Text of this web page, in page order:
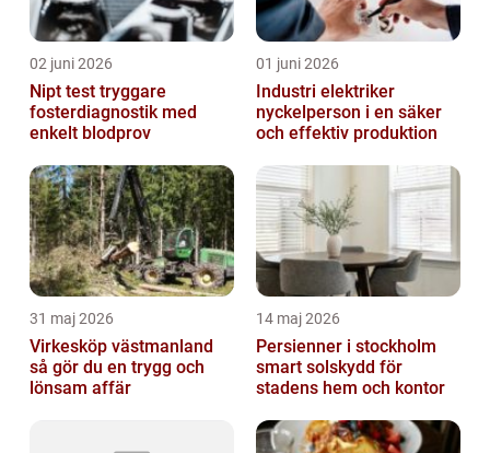
02 juni 2026
Nipt test tryggare
fosterdiagnostik med
enkelt blodprov
01 juni 2026
Industri elektriker
nyckelperson i en säker
och effektiv produktion
31 maj 2026
Virkesköp västmanland
så gör du en trygg och
lönsam affär
14 maj 2026
Persienner i stockholm
smart solskydd för
stadens hem och kontor